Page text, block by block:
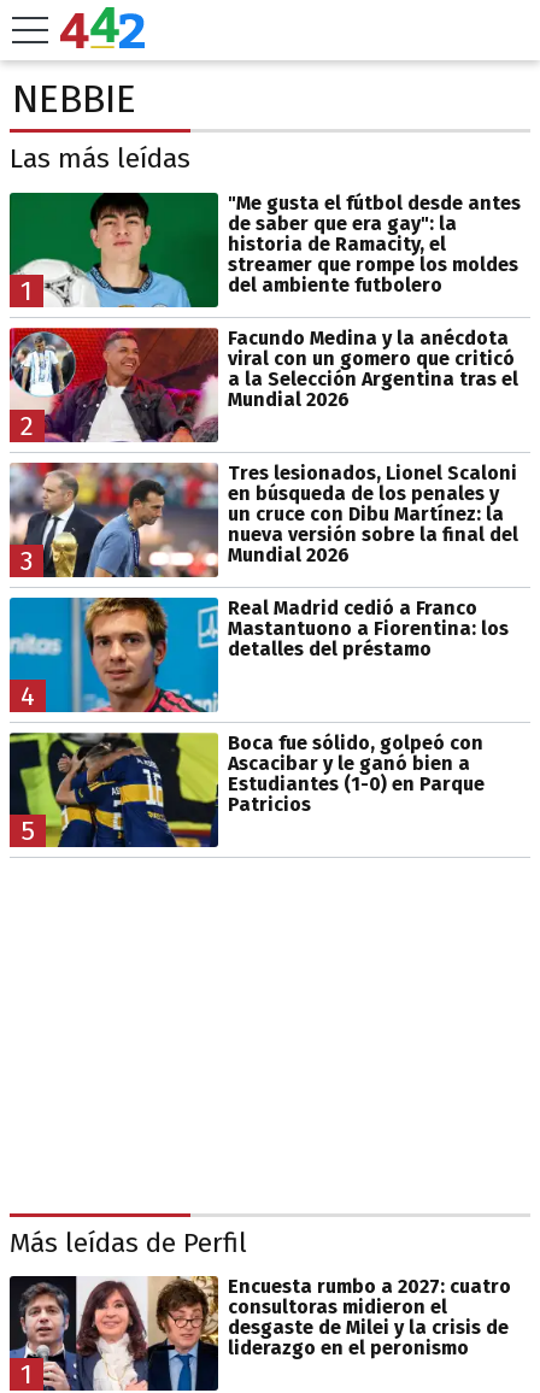
NEBBIE
Las más leídas
1
"Me gusta el fútbol desde antes
de saber que era gay": la
historia de Ramacity, el
streamer que rompe los moldes
del ambiente futbolero
2
Facundo Medina y la anécdota
viral con un gomero que criticó
a la Selección Argentina tras el
Mundial 2026
3
Tres lesionados, Lionel Scaloni
en búsqueda de los penales y
un cruce con Dibu Martínez: la
nueva versión sobre la final del
Mundial 2026
4
Real Madrid cedió a Franco
Mastantuono a Fiorentina: los
detalles del préstamo
5
Boca fue sólido, golpeó con
Ascacibar y le ganó bien a
Estudiantes (1-0) en Parque
Patricios
Más leídas de Perfil
1
Encuesta rumbo a 2027: cuatro
consultoras midieron el
desgaste de Milei y la crisis de
liderazgo en el peronismo